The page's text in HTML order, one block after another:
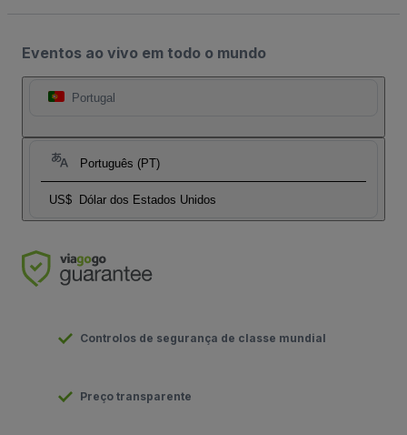
Eventos ao vivo em todo o mundo
Portugal
Português (PT)
US$ Dólar dos Estados Unidos
Controlos de segurança de classe mundial
Preço transparente